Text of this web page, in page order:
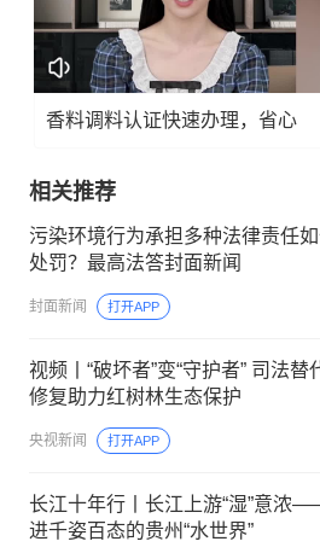
香料调料认证快速办理，省心
相关推荐
污染环境行为承担多种法律责任
处罚？最高法答封面新闻
封面新闻 打开APP
视频丨“破坏者”变“守护者” 司法替
修复助力红树林生态保护
央视新闻 打开APP
长江十年行丨长江上游“湿”意浓
进千姿百态的贵州“水世界”